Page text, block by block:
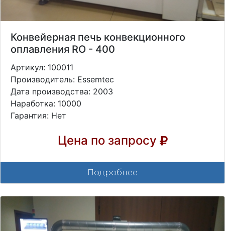
Конвейерная печь конвекционного
оплавления RO - 400
Артикул: 100011
Производитель: Essemtec
Дата производства: 2003
Наработка: 10000
Гарантия: Нет
Цена по запросу
Подробнее